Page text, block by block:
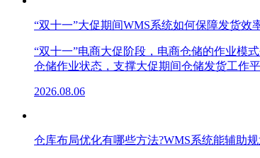
“双十一”大促期间WMS系统如何保障发货效
“双十一”电商大促阶段，电商仓储的作业模
仓储作业状态，支撑大促期间仓储发货工作平
2026.08.06
仓库布局优化有哪些方法?WMS系统能辅助